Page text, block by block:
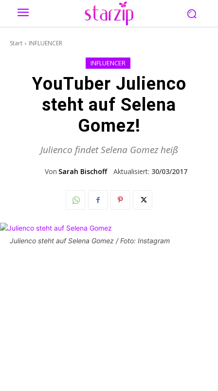
Start INFLUENCER
INFLUENCER
YouTuber Julienco
steht auf Selena
Gomez!
Julienco findet Selena Gomez heiß
Von Sarah Bischoff Aktualisiert: 30/03/2017
Julienco steht auf Selena Gomez / Foto: Instagram